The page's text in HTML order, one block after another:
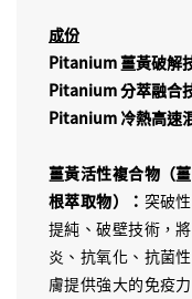
成份
Pitanium 薑黃破解
Pitanium 分萃融合
Pitanium 冷熱高速
薑黃活性複合物（
根萃取物）： 突破
提純、破壁技術，
炎、抗氧化、抗菌
膚提供強大的免疫